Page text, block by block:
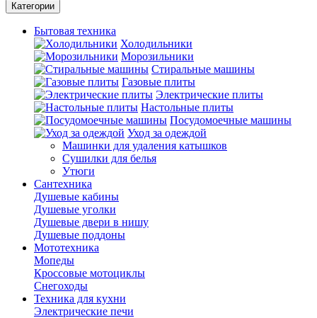
Категории
Бытовая техника
Холодильники
Морозильники
Стиральные машины
Газовые плиты
Электрические плиты
Настольные плиты
Посудомоечные машины
Уход за одеждой
Машинки для удаления катышков
Сушилки для белья
Утюги
Сантехника
Душевые кабины
Душевые уголки
Душевые двери в нишу
Душевые поддоны
Мототехника
Мопеды
Кроссовые мотоциклы
Снегоходы
Техника для кухни
Электрические печи